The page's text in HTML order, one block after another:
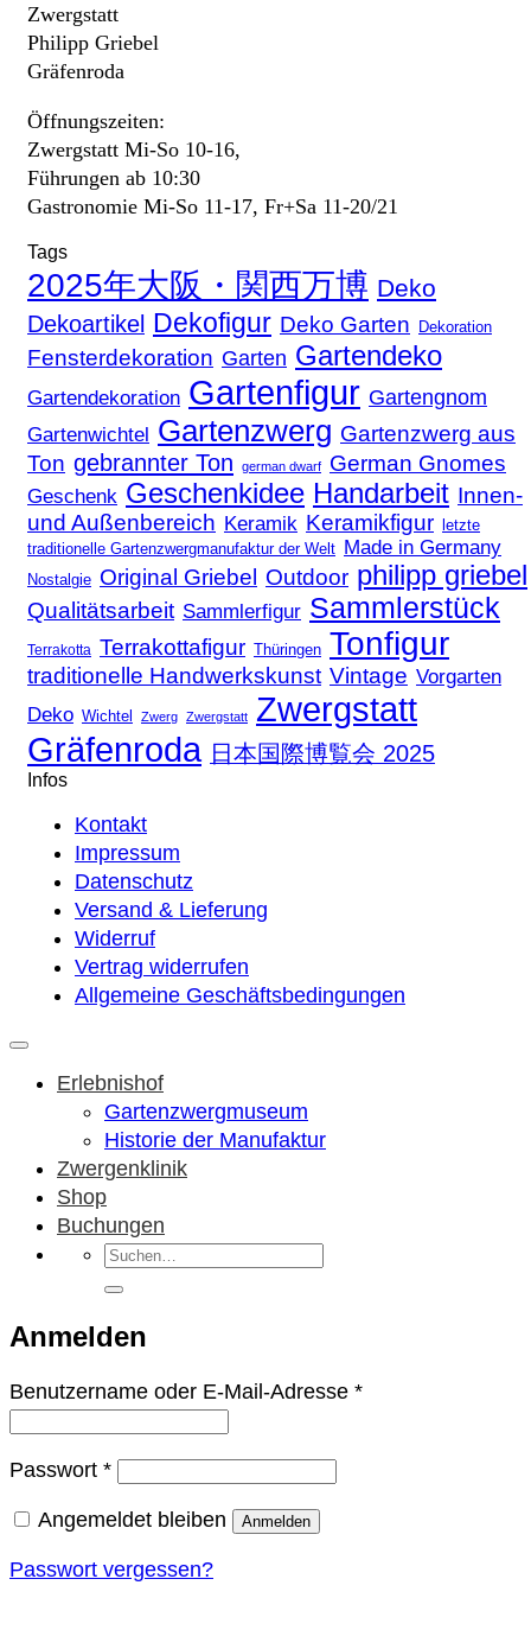
Zwergstatt
Philipp Griebel
Gräfenroda
Öffnungszeiten:
Zwergstatt Mi-So 10-16,
Führungen ab 10:30
Gastronomie Mi-So 11-17, Fr+Sa 11-20/21
Tags
2025年大阪・関西万博 Deko
Dekoartikel Dekofigur Deko Garten Dekoration
Fensterdekoration Garten Gartendeko
Gartendekoration Gartenfigur Gartengnom
Gartenwichtel Gartenzwerg Gartenzwerg aus
Ton gebrannter Ton german dwarf German Gnomes
Geschenk Geschenkidee Handarbeit Innen-
und Außenbereich Keramik Keramikfigur
letzte
traditionelle Gartenzwergmanufaktur der Welt Made in Germany
Nostalgie Original Griebel Outdoor philipp griebel
Qualitätsarbeit Sammlerfigur Sammlerstück
Terrakotta Terrakottafigur Thüringen Tonfigur
traditionelle Handwerkskunst Vintage Vorgarten
Deko Wichtel Zwerg Zwergstatt
Zwergstatt
Gräfenroda 日本国際博覧会 2025
Infos
Kontakt
Impressum
Datenschutz
Versand & Lieferung
Widerruf
Vertrag widerrufen
Allgemeine Geschäftsbedingungen
Erlebnishof
Gartenzwergmuseum
Historie der Manufaktur
Zwergenklinik
Shop
Buchungen
Suchen
nach:
Anmelden
Benutzername oder E-Mail-Adresse *Erforderlich
Passwort *Erforderlich
Angemeldet bleiben Anmelden
Passwort vergessen?